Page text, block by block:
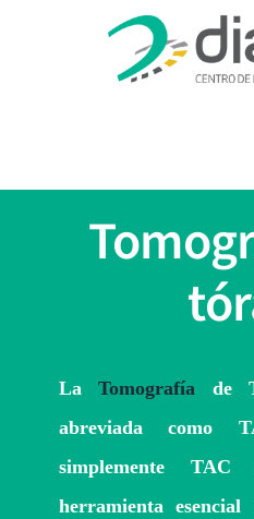
Diaude
Turnos
LaTomografía de
abreviada como
simplemente
herramienta